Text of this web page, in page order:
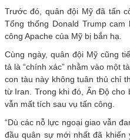
Trước đó, quân đội Mỹ đã tấn
Tổng thống Donald Trump
công Apache của Mỹ bị bắn hạ.
Cùng ngày, quân đội Mỹ cũng
tả là “chính xác” nhằm vào một
con tàu này không tuân thủ chỉ
từ Iran. Trong khi đó, Ấn Độ cho
vẫn mất tích sau vụ tấn công.
“Dù các nỗ lực ngoại giao vẫn
đầu quân sự mới nhất đã